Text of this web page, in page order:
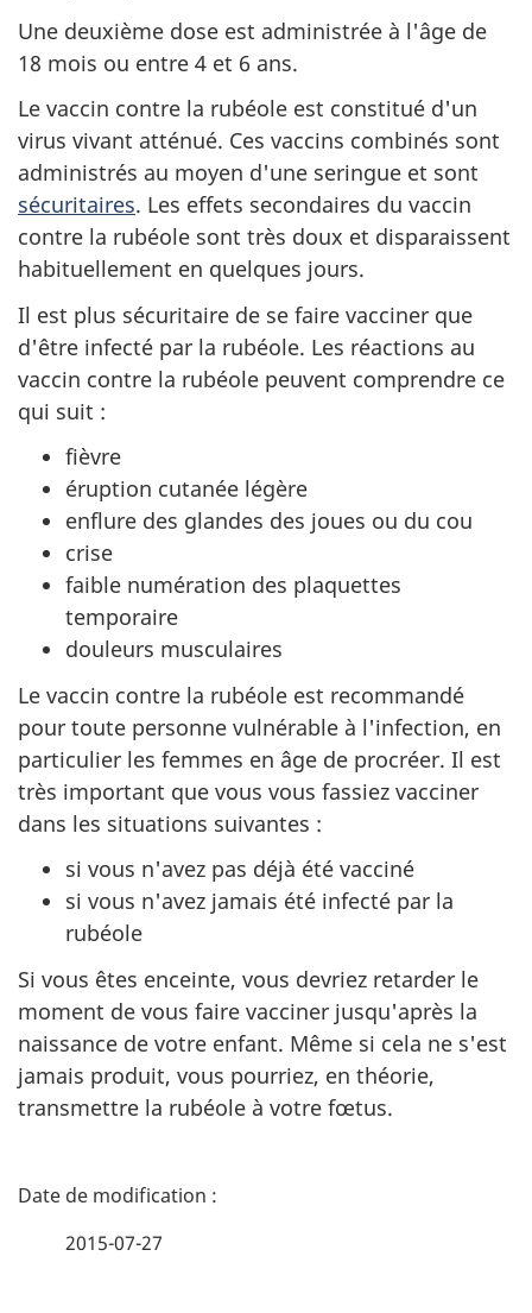
Une deuxième dose est administrée à l'âge de
18 mois ou entre 4 et 6 ans.
Le vaccin contre la rubéole est constitué d'un
virus vivant atténué. Ces vaccins combinés sont
administrés au moyen d'une seringue et sont
sécuritaires. Les effets secondaires du vaccin
contre la rubéole sont très doux et disparaissent
habituellement en quelques jours.
Il est plus sécuritaire de se faire vacciner que
d'être infecté par la rubéole. Les réactions au
vaccin contre la rubéole peuvent comprendre ce
qui suit :
fièvre
éruption cutanée légère
enflure des glandes des joues ou du cou
crise
faible numération des plaquettes
temporaire
douleurs musculaires
Le vaccin contre la rubéole est recommandé
pour toute personne vulnérable à l'infection, en
particulier les femmes en âge de procréer. Il est
très important que vous vous fassiez vacciner
dans les situations suivantes :
si vous n'avez pas déjà été vacciné
si vous n'avez jamais été infecté par la
rubéole
Si vous êtes enceinte, vous devriez retarder le
moment de vous faire vacciner jusqu'après la
naissance de votre enfant. Même si cela ne s'est
jamais produit, vous pourriez, en théorie,
transmettre la rubéole à votre fœtus.
D
2015-07-27